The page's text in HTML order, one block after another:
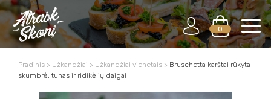
0
Pradinis > Užkandžiai > Užkandžiai vienetais > Bruschetta karštai rūkyta
skumbrė, tunas ir ridikėlių daigai